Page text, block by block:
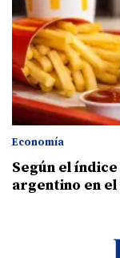
Economía
Según el
argentino en